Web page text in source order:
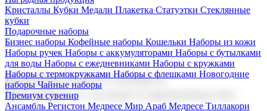
Kристаллы Кубки Медали Плакетка Статуэтки Стеклянные
кубки
Подарочные наборы
Бизнес наборы Кофейные наборы Кошельки Наборы из кожи
Наборы ручек Наборы с аккумуляторами Наборы с бутылками
для воды Наборы с ежедневниками Наборы с кружками
Наборы с термокружками Наборы с флешками Новогодние
наборы Чайные наборы
Премиум сувенир
Ансамбль Регистон Медресе Мир Араб Медресе Тиллакори
Корпоративные подарки
Поставка со склада и производство